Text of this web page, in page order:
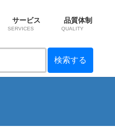
サービス
SERVICES
品質体制
QUALITY